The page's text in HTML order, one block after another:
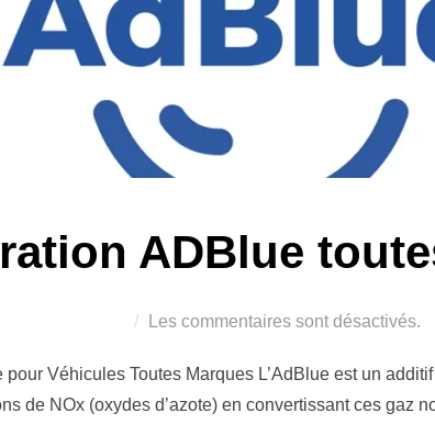
ADBlue
Les commentaires sont désactivés.
Véhicules Toutes Marques L’AdBlue est un
de NOx (oxydes d’azote) en convertissant ces gaz